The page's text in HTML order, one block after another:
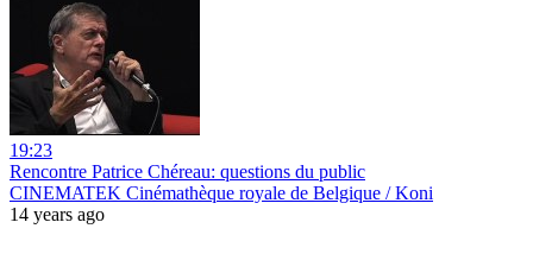
19:23
Rencontre Patrice Chéreau: questions du public
CINEMATEK Cinémathèque royale de Belgique / Koni
14 years ago